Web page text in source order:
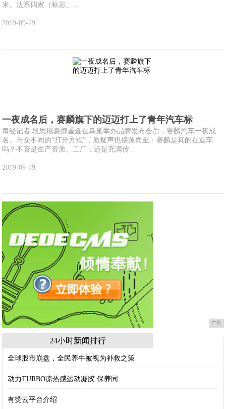
米。法系四家（标志、...
2019-09-19
一夜成名后，赛麟旗下的迈迈打上了青年汽车标
每经记者 段思瑶豪掷重金在鸟巢举办品牌发布会后，赛麟汽车一夜成
名。与众不同的“打开方式”，质疑声也接踵而至：赛麟是真的在造车
吗？不管是生产资质、工厂，还是充满传...
2019-09-19
广告
24小时新闻排行
全球股市崩盘，全民养牛被视为补救之策
动力TURBO凉热感运动凝胶 保养同
有赞云平台介绍